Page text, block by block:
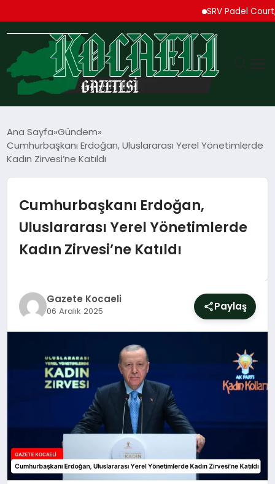
SRV Padel Court,
TEKNOLOJI
MAGAZIN
YAŞAM
SAĞLIK
Ana Sayfa Gündem
Cumhurbaşkanı Erdoğan, Uluslararası Yerel Yönetimlerde
Kadın Zirvesi’ne Katıldı
Cumhurbaşkanı Erdoğan,
Uluslararası Yerel Yönetimlerde
Kadın Zirvesi’ne Katıldı
Gazete Kocaeli
06 Aralık 2025 Paylaş